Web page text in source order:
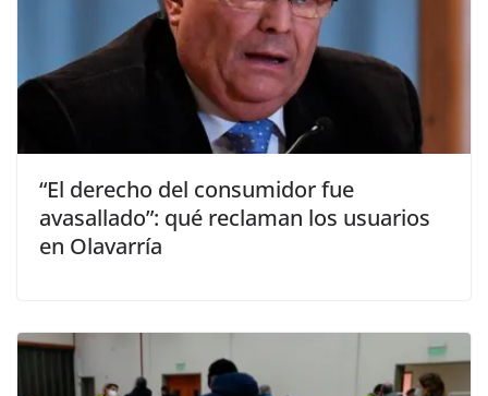
“El derecho del consumidor fue
avasallado”: qué reclaman los usuarios
en Olavarría